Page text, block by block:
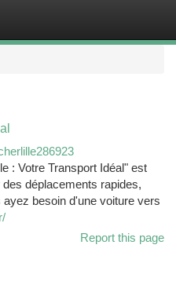
: Votre Transport Idéal" est
déplacements rapides,
besoin d'une voiture vers
Report this page